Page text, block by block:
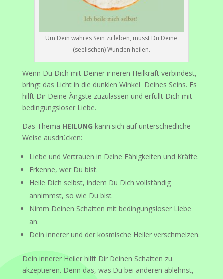
Um Dein wahres Sein zu leben, musst Du Deine
(seelischen) Wunden heilen.
Wenn Du Dich mit Deiner inneren Heilkraft verbindest,
bringt das Licht in die dunklen Winkel Deines Seins. Es
hilft Dir Deine Ängste zuzulassen und erfüllt Dich mit
bedingungsloser Liebe.
Das Thema HEILUNG kann sich auf unterschiedliche
Weise ausdrücken:
Liebe und Vertrauen in Deine Fähigkeiten und Kräfte.
Erkenne, wer Du bist.
Heile Dich selbst, indem Du Dich vollständig
annimmst, so wie Du bist.
Nimm Deinen Schatten mit bedingungsloser Liebe
an.
Dein innerer und der kosmische Heiler verschmelzen.
Dein innerer Heiler hilft Dir Deinen Schatten zu
akzeptieren. Denn das, was Du bei anderen ablehnst,